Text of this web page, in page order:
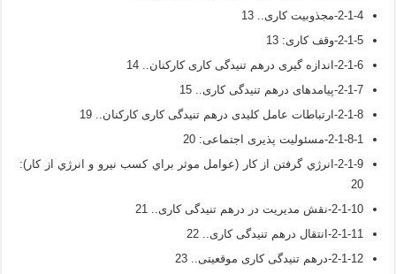
2-1-4-مجذوبیت کاری.. 13
2-1-5-وقف کاری: 13
2-1-6-اندازه گیری درهم تنیدگی کاری کارکنان.. 14
2-1-7-پیامدهای درهم تنیدگی کاری.. 15
2-1-8-ارتباطات عامل کلیدی درهم تنیدگی کاری کارکنان.. 19
2-1-8-1-مسئولیت پذیری اجتماعی: 20
2-1-9-انرژي گرفتن از كار (عوامل موثر براي كسب نيرو و انرژي از كار):
20
2-1-10-نقش مدیریت در درهم تنیدگی کاری.. 21
2-1-11-انتقال درهم تنیدگی کاری.. 22
2-1-12-درهم تنیدگی کاری موقعیتی.. 23